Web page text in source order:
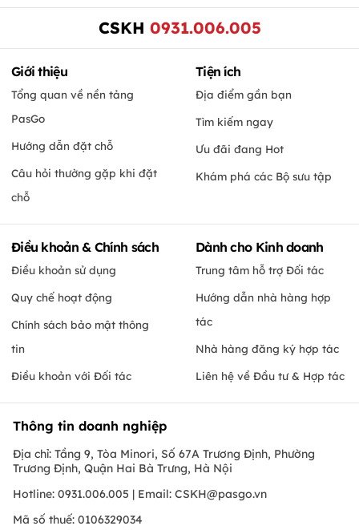
CSKH 0931.006.005
Giới thiệu
Tổng quan về nền tảng
PasGo
Hướng dẫn đặt chỗ
Câu hỏi thường gặp khi đặt
chỗ
Tiện ích
Địa điểm gần bạn
Tìm kiếm ngay
Ưu đãi đang Hot
Khám phá các Bộ sưu tập
Điều khoản & Chính sách
Điều khoản sử dụng
Quy chế hoạt động
Chính sách bảo mật thông
tin
Điều khoản với Đối tác
Dành cho Kinh doanh
Trung tâm hỗ trợ Đối tác
Hướng dẫn nhà hàng hợp
tác
Nhà hàng đăng ký hợp tác
Liên hệ về Đầu tư & Hợp tác
Thông tin doanh nghiệp
Địa chỉ: Tầng 9, Tòa Minori, Số 67A Trương Định, Phường
Trương Định, Quận Hai Bà Trưng, Hà Nội
Hotline: 0931.006.005 | Email: CSKH@pasgo.vn
Mã số thuế: 0106329034